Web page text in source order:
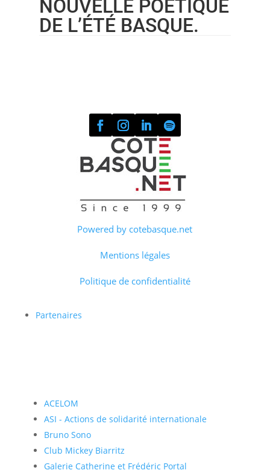
NOUVELLE POÉTIQUE
DE L’ÉTÉ BASQUE.
Powered by cotebasque.net
Mentions légales
Politique de confidentialité
Partenaires
ACELOM
ASI - Actions de solidarité internationale
Bruno Sono
Club Mickey Biarritz
Galerie Catherine et Frédéric Portal